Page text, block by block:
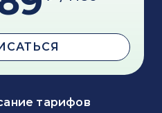
тарифов